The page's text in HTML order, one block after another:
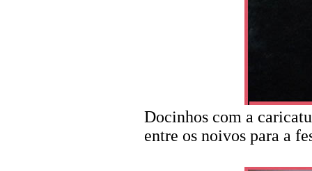
Docinhos com a
entre os noivos para a